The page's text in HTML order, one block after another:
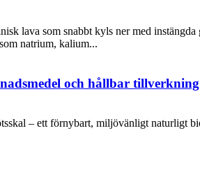
lava som snabbt kyls ner med instängda
natrium, kalium...
och hållbar tillverkning
– ett förnybart, miljövänligt naturligt